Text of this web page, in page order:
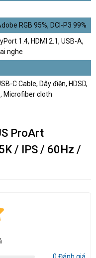
RGB 95%, DCI-P3 99%
1.4, HDMI 2.1, USB-A,
nghe
C Cable, Dây điện, HDSD,
Microfiber cloth
ProArt
/ IPS / 60Hz /